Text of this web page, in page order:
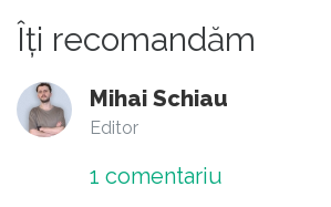
Îți recomandăm
Mihai Schiau
Editor
1 comentariu